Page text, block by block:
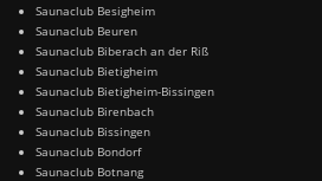
Saunaclub Besigheim
Saunaclub Beuren
Saunaclub Biberach an der Riß
Saunaclub Bietigheim
Saunaclub Bietigheim-Bissingen
Saunaclub Birenbach
Saunaclub Bissingen
Saunaclub Bondorf
Saunaclub Botnang